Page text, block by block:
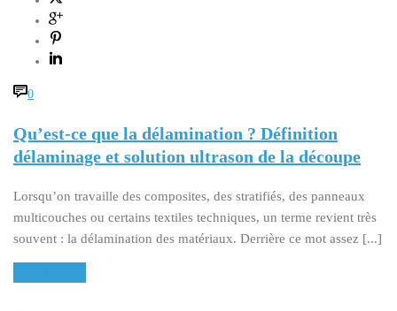
0
Qu’est-ce que la délamination ? Définition
délaminage et solution ultrason de la découpe
Lorsqu’on travaille des composites, des stratifiés, des panneaux
multicouches ou certains textiles techniques, un terme revient très
souvent : la délamination des matériaux. Derrière ce mot assez [...]